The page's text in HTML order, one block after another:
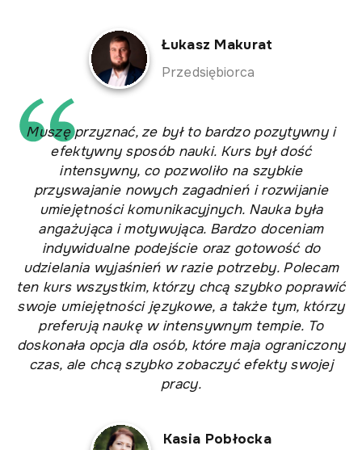
Łukasz Makurat
Przedsiębiorca
Muszę przyznać, ze był to bardzo pozytywny i
efektywny sposób nauki. Kurs był dość
intensywny, co pozwoliło na szybkie
przyswajanie nowych zagadnień i rozwijanie
umiejętności komunikacyjnych. Nauka była
angażująca i motywująca. Bardzo doceniam
indywidualne podejście oraz gotowość do
udzielania wyjaśnień w razie potrzeby. Polecam
ten kurs wszystkim, którzy chcą szybko poprawić
swoje umiejętności językowe, a także tym, którzy
preferują naukę w intensywnym tempie. To
doskonała opcja dla osób, które maja ograniczony
czas, ale chcą szybko zobaczyć efekty swojej
pracy.
Kasia Pobłocka